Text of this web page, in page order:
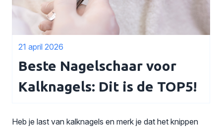
21 april 2026
Beste Nagelschaar voor
Kalknagels: Dit is de TOP5!
Heb je last van kalknagels en merk je dat het knippen